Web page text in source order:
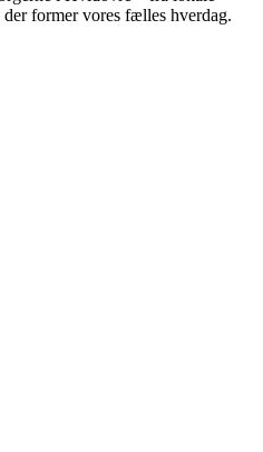
former vores fælles hverdag.